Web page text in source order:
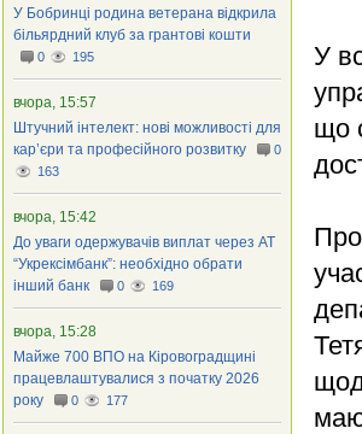
У
що
У Бобринці родина ветерана відкрила
більярдний клуб за грантові кошти
0 195
вчора, 15:57
Штучний інтелект: нові можливості для
кар’єри та професійного розвитку
0
163
вчора, 15:42
До уваги одержувачів виплат через АТ
“Укрексімбанк”: необхідно обрати
інший банк
0 169
вчора, 15:28
Майже 700 ВПО на Кіровоградщині
працевлаштувалися з початку 2026
року
0 177